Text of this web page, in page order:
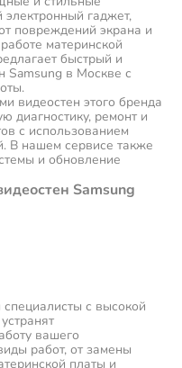
электронный гаджет,
повреждений экрана и
материнской
быстрый и
Samsung в Москве с
видеостен этого бренда
диагностику, ремонт и
с использованием
В нашем сервисе также
и обновление
Samsung
с высокой
вашего
работ, от замены
платы и